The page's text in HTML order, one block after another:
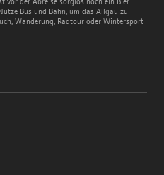
Bus und Bahn, um das Allgäu zu
Wanderung, Radtour oder Wintersport